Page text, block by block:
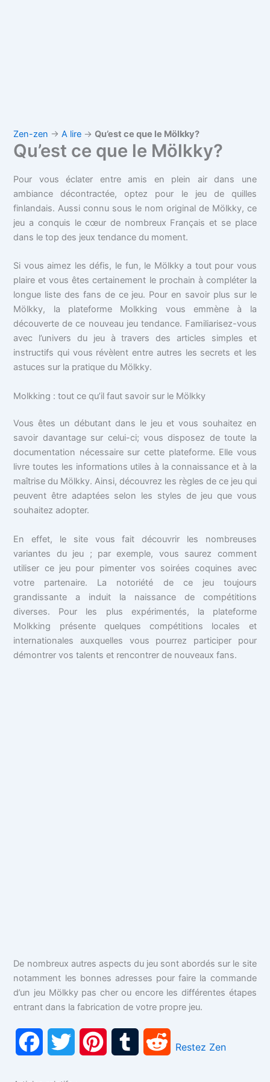
Zen-zen →A lire →Qu’est ce que le Mölkky?
Qu’est ce que le Mölkky?
Pour vous éclater entre amis en plein air dans une
ambiance décontractée, optez pour le jeu de quilles
finlandais. Aussi connu sous le nom original de Mölkky, ce
jeu a conquis le cœur de nombreux Français et se place
dans le top des jeux tendance du moment.
Si vous aimez les défis, le fun, le Mölkky a tout pour vous
plaire et vous êtes certainement le prochain à compléter la
longue liste des fans de ce jeu. Pour en savoir plus sur le
Mölkky, la plateforme Molkking vous emmène à la
découverte de ce nouveau jeu tendance. Familiarisez-vous
avec l’univers du jeu à travers des articles simples et
instructifs qui vous révèlent entre autres les secrets et les
astuces sur la pratique du Mölkky.
Molkking : tout ce qu’il faut savoir sur le Mölkky
Vous êtes un débutant dans le jeu et vous souhaitez en
savoir davantage sur celui-ci; vous disposez de toute la
documentation nécessaire sur cette plateforme. Elle vous
livre toutes les informations utiles à la connaissance et à la
maîtrise du Mölkky. Ainsi, découvrez les règles de ce jeu qui
peuvent être adaptées selon les styles de jeu que vous
souhaitez adopter.
En effet, le site vous fait découvrir les nombreuses
variantes du jeu ; par exemple, vous saurez comment
utiliser ce jeu pour pimenter vos soirées coquines avec
votre partenaire. La notoriété de ce jeu toujours
grandissante a induit la naissance de compétitions
diverses. Pour les plus expérimentés, la plateforme
Molkking présente quelques compétitions locales et
internationales auxquelles vous pourrez participer pour
démontrer vos talents et rencontrer de nouveaux fans.
De nombreux autres aspects du jeu sont abordés sur le site
notamment les bonnes adresses pour faire la commande
d’un jeu Mölkky pas cher ou encore les différentes étapes
entrant dans la fabrication de votre propre jeu.
RRestez Zen